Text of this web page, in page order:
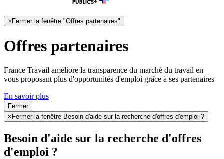
×Fermer la fenêtre "Offres partenaires"
Offres partenaires
France Travail améliore la transparence du marché du travail en
vous proposant plus d'opportunités d'emploi grâce à ses partenaires
En savoir plus
Fermer
× Fermer la fenêtre Besoin d'aide sur la recherche d'offres d'emploi ?
Besoin d'aide sur la recherche d'offres
d'emploi ?